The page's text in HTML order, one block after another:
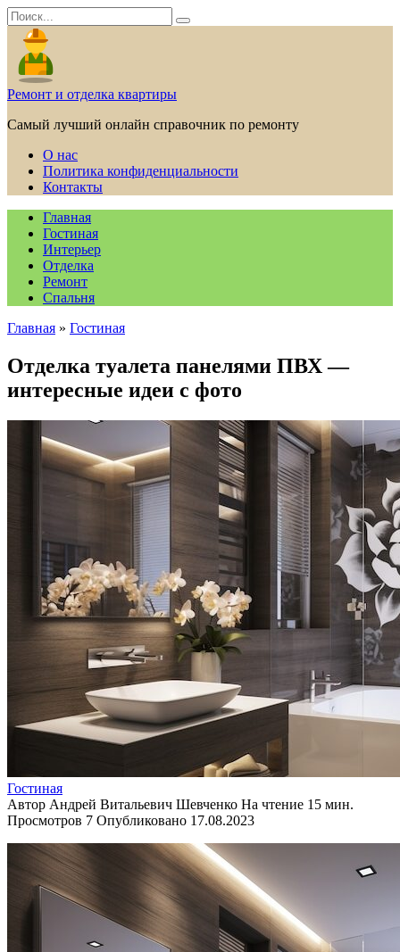
Перейти
к
содержанию
Search
for:
Ремонт и отделка квартиры
Самый лучший онлайн справочник по ремонту
О нас
Политика конфиденциальности
Контакты
Главная
Гостиная
Интерьер
Отделка
Ремонт
Спальня
Главная » Гостиная
Отделка туалета панелями ПВХ —
интересные идеи с фото
Гостиная
Автор Андрей Витальевич Шевченко На чтение 15 мин.
Просмотров 7 Опубликовано 17.08.2023